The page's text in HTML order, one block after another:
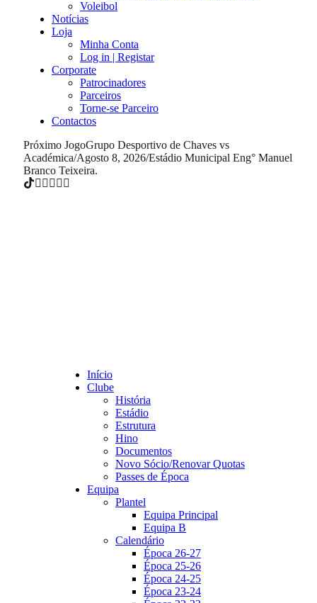
Voleibol
Notícias
Loja
Minha Conta
Log in | Registar
Corporate
Patrocinadores
Parceiros
Torne-se Parceiro
Contactos
Próximo JogoGrupo Desportivo de Chaves vs
Académica/Agosto 8, 2026/Estádio Municipal Eng° Manuel
Branco Teixeira.
Início
Clube
História
Estádio
Estrutura
Hino
Documentos
Novo Sócio/Renovar Quotas
Passes de Época
Equipa
Plantel
Equipa Principal
Equipa B
Calendário
Época 26-27
Época 25-26
Época 24-25
Época 23-24